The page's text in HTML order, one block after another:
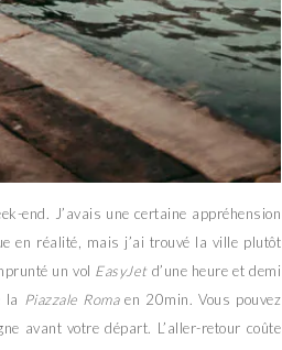
end. J’avais une certaine appréhension
en réalité, mais j’ai trouvé la ville plutôt
un vol EasyJetd’une heure et demi
la Piazzale Romaen 20min. Vous pouvez
avant votre départ. L’aller-retour coûte